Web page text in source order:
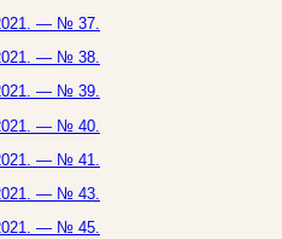
— № 37.
— № 38.
— № 39.
— № 40.
— № 41.
— № 43.
— № 45.